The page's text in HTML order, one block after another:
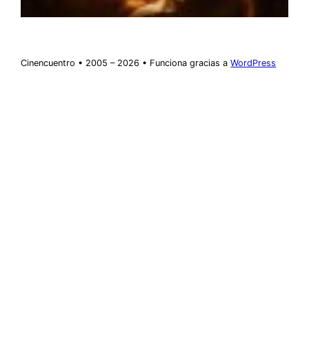
Cinencuentro • 2005 – 2026 • Funciona gracias aWordPress